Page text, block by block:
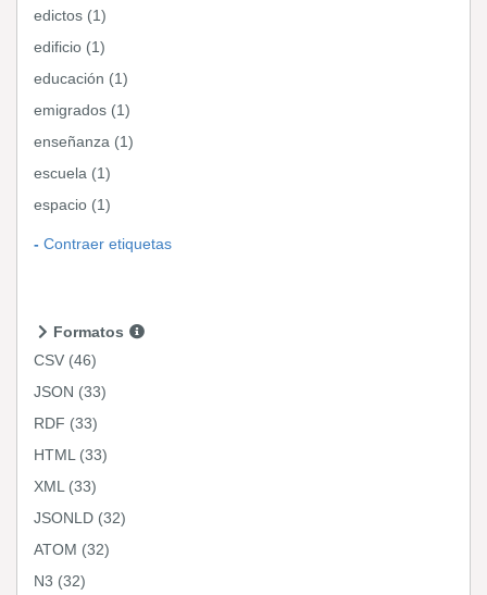
edictos (1)
edificio (1)
educación (1)
emigrados (1)
enseñanza (1)
escuela (1)
espacio (1)
Contraer etiquetas
Formatos
CSV (46)
JSON (33)
RDF (33)
HTML (33)
XML (33)
JSONLD (32)
ATOM (32)
N3 (32)